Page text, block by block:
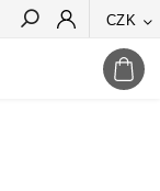
CZK
Hledat